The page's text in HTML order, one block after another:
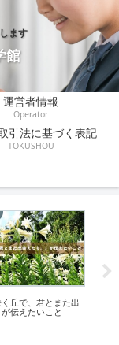
ます
館
運営者情報
Operator
引法に基づく表記
TOKUSHOU
く丘で、君とまた出
伝えたいこと